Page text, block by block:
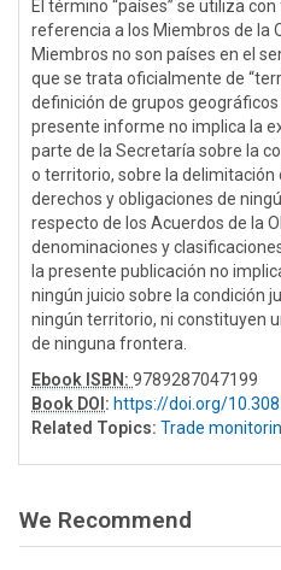
El término “países” se utiliza
referencia a los Miembros de la
Miembros no son países en el
que se trata oficialmente de
definición de grupos
presente informe no implica la
parte de la Secretaría sobre la
o territorio, sobre la
derechos y obligaciones de
respecto de los Acuerdos de la
denominaciones y
la presente publicación no
ningún juicio sobre la condición
ningún territorio, ni constituyen
de ninguna frontera.
Ebook ISBN: 9789287047199
Book DOI : https://doi.org/
Related Topics: Trade
We Recommend